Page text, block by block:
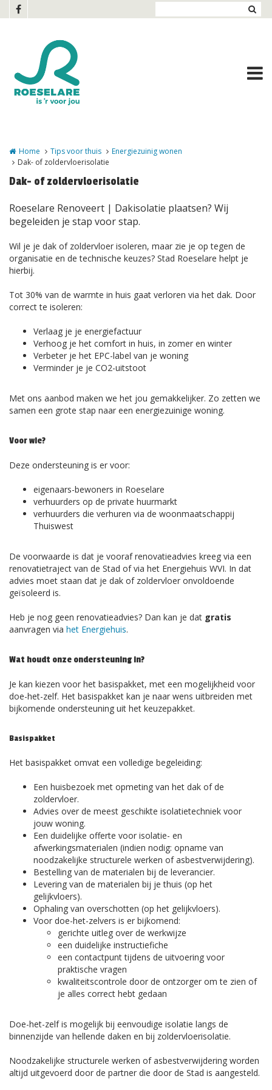
Overslaan en naar de inhoud gaan
Home Tips voor thuis
Energiezuinig wonen
Dak- of zoldervloerisolatie
Dak- of zoldervloerisolatie
Roeselare Renoveert | Dakisolatie plaatsen? Wij
begeleiden je stap voor stap.
Wil je je dak of zoldervloer isoleren, maar zie je op tegen de
organisatie en de technische keuzes? Stad Roeselare helpt je
hierbij.
Tot 30% van de warmte in huis gaat verloren via het dak. Door
correct te isoleren:
Verlaag je je energiefactuur
Verhoog je het comfort in huis, in zomer en winter
Verbeter je het EPC-label van je woning
Verminder je je CO2-uitstoot
Met ons aanbod maken we het jou gemakkelijker. Zo zetten we
samen een grote stap naar een energiezuinige woning.
Voor wie?
Deze ondersteuning is er voor:
eigenaars-bewoners in Roeselare
verhuurders op de private huurmarkt
verhuurders die verhuren via de woonmaatschappij
Thuiswest
De voorwaarde is dat je vooraf renovatieadvies kreeg via een
renovatietraject van de Stad of via het Energiehuis WVI. In dat
advies moet staan dat je dak of zoldervloer onvoldoende
geïsoleerd is.
Heb je nog geen renovatieadvies? Dan kan je dat gratis
aanvragen via het Energiehuis.
Wat houdt onze ondersteuning in?
Je kan kiezen voor het basispakket, met een mogelijkheid voor
doe-het-zelf. Het basispakket kan je naar wens uitbreiden met
bijkomende ondersteuning uit het keuzepakket.
Basispakket
Het basispakket omvat een volledige begeleiding:
Een huisbezoek met opmeting van het dak of de
zoldervloer.
Advies over de meest geschikte isolatietechniek voor
jouw woning.
Een duidelijke offerte voor isolatie- en
afwerkingsmaterialen (indien nodig: opname van
noodzakelijke structurele werken of asbestverwijdering).
Bestelling van de materialen bij de leverancier.
Levering van de materialen bij je thuis (op het
gelijkvloers).
Ophaling van overschotten (op het gelijkvloers).
Voor doe-het-zelvers is er bijkomend:
gerichte uitleg over de werkwijze
een duidelijke instructiefiche
een contactpunt tijdens de uitvoering voor
praktische vragen
kwaliteitscontrole door de ontzorger om te zien of
je alles correct hebt gedaan
Doe-het-zelf is mogelijk bij eenvoudige isolatie langs de
binnenzijde van hellende daken en bij zoldervloerisolatie.
Noodzakelijke structurele werken of asbestverwijdering worden
altijd uitgevoerd door de partner die door de Stad is aangesteld.